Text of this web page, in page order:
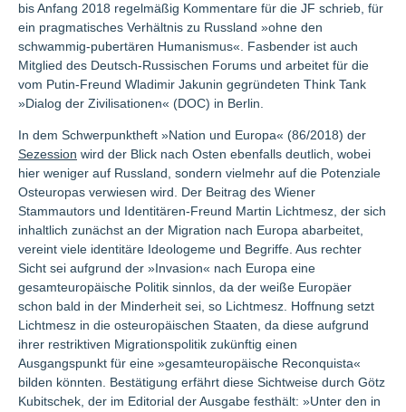
bis Anfang 2018 regelmäßig Kommentare für die JF schrieb, für
ein pragmatisches Verhältnis zu Russland »ohne den
schwammig-pubertären Humanismus«. Fasbender ist auch
Mitglied des Deutsch-Russischen Forums und arbeitet für die
vom Putin-Freund Wladimir Jakunin gegründeten Think Tank
»Dialog der Zivilisationen« (DOC) in Berlin.
In dem Schwerpunktheft »Nation und Europa« (86/2018) der
Sezession wird der Blick nach Osten ebenfalls deutlich, wobei
hier weniger auf Russland, sondern vielmehr auf die Potenziale
Osteuropas verwiesen wird. Der Beitrag des Wiener
Stammautors und Identitären-Freund Martin Lichtmesz, der sich
inhaltlich zunächst an der Migration nach Europa abarbeitet,
vereint viele identitäre Ideologeme und Begriffe. Aus rechter
Sicht sei aufgrund der »Invasion« nach Europa eine
gesamteuropäische Politik sinnlos, da der weiße Europäer
schon bald in der Minderheit sei, so Lichtmesz. Hoffnung setzt
Lichtmesz in die osteuropäischen Staaten, da diese aufgrund
ihrer restriktiven Migrationspolitik zukünftig einen
Ausgangspunkt für eine »gesamteuropäische Reconquista«
bilden könnten. Bestätigung erfährt diese Sichtweise durch Götz
Kubitschek, der im Editorial der Ausgabe festhält: »Unter den in